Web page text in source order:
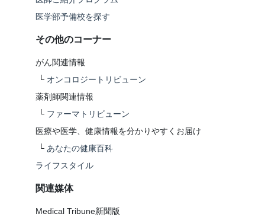
医学部予備校を探す
その他のコーナー
がん関連情報
└ オンコロジートリビューン
薬剤師関連情報
└ ファーマトリビューン
医療や医学、健康情報を分かりやすくお届け
└ あなたの健康百科
ライフスタイル
関連媒体
Medical Tribune新聞版